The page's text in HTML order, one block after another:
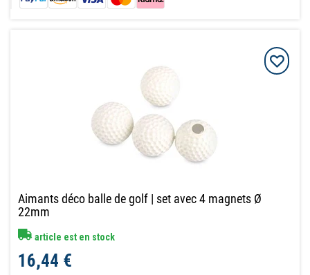
Aimants déco balle de golf | set avec 4 magnets Ø
22mm
article est en stock
16,44 €